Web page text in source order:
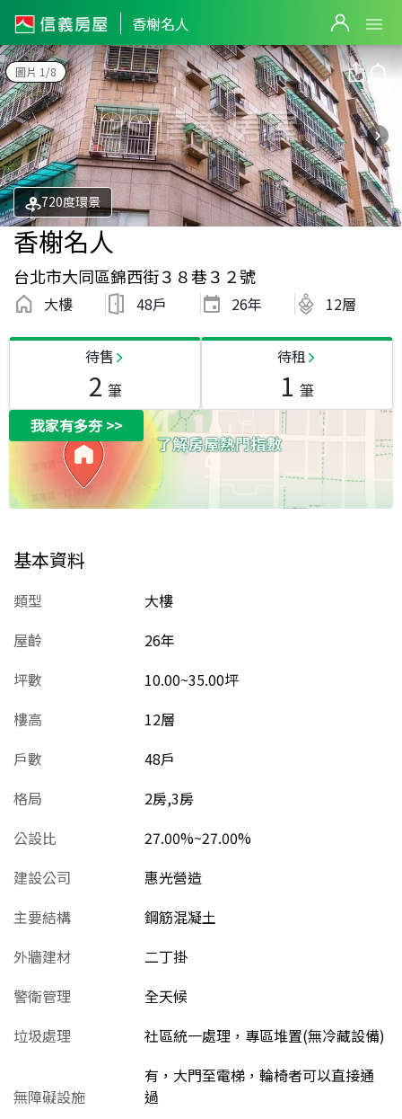
香榭名人
圖片 1/8
720度環景
香榭名人
台北市大同區錦西街３８巷３２號
大樓 48戶 26年 12層
待售
2 筆
待租
1 筆
我家有多夯>>
基本資料
類型
大樓
屋齡
26年
坪數
10.00~35.00坪
樓高
12層
戶數
48戶
格局
2房,3房
公設比
27.00%~27.00%
建設公司
惠光營造
主要結構
鋼筋混凝土
外牆建材
二丁掛
警衛管理
全天候
垃圾處理
社區統一處理，專區堆置(無冷藏設備)
無障礙設施
有，大門至電梯，輪椅者可以直接通
過